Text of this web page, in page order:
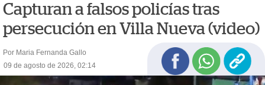
Capturan a falsos policías tras
persecución en Villa Nueva (video)
Por Maria Fernanda Gallo
09 de agosto de 2026, 02:14